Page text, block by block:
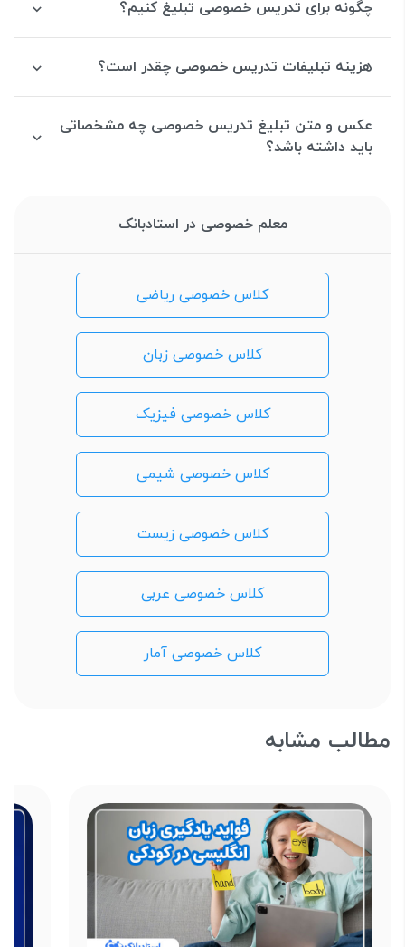
چگونه برای تدریس خصوصی تبلیغ کنیم؟
هزینه تبلیفات تدریس خصوصی چقدر است؟
عکس و متن تبلیغ تدریس خصوصی چه مشخصاتی
باید داشته باشد؟
معلم خصوصی در استادبانک
کلاس خصوصی ریاضی
کلاس خصوصی زبان
کلاس خصوصی فیزیک
کلاس خصوصی شیمی
کلاس خصوصی زیست
کلاس خصوصی عربی
کلاس خصوصی آمار
مطالب مشابه